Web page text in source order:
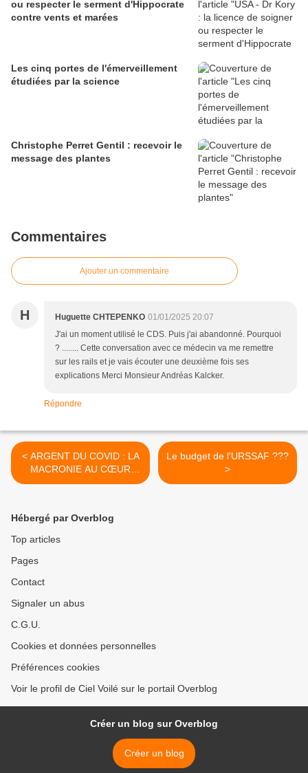
ou respecter le serment d'Hippocrate
contre vents et marées
Les cinq portes de l'émerveillement
étudiées par la science
Christophe Perret Gentil : recevoir le
message des plantes
Commentaires
Ajouter un commentaire
H Huguette CHTEPENKO 01/01/2025 20:07
J'ai un moment utilisé le CDS. Puis j'ai abandonné. Pourquoi
? ........ Cette conversation avec ce médecin va me remettre
sur les rails et je vais écouter une deuxième fois ses
explications Merci Monsieur Andréas Kalcker.
Répondre
< ARGENT DU COVID : LA
MACRONIE AU CŒUR
D'UN SCANDALE D'ÉTAT
Le budget de l'URSSAF ???
>
Hébergé par Overblog
Top articles
Pages
Contact
Signaler un abus
C.G.U.
Cookies et données personnelles
Préférences cookies
Voir le profil de Ciel Voilé sur le portail Overblog
Créer un blog sur Overblog
Créer un blog